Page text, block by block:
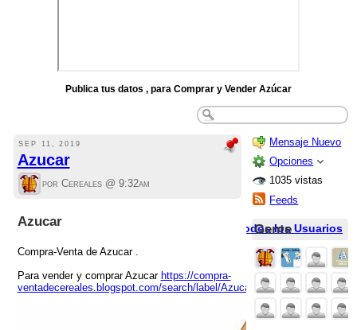
Publica tus datos , para Comprar y Vender Azúcar
SEP 11, 2019
Azucar
por Cereales @ 9:32am
Azucar
Compra-Venta de Azucar .
Para vender y comprar Azucar https://compra-
ventadecereales.blogspot.com/search/label/Azucar
Mensaje Nuevo
Opciones
1035 vistas
Feeds
Todos los Usuarios
Gente